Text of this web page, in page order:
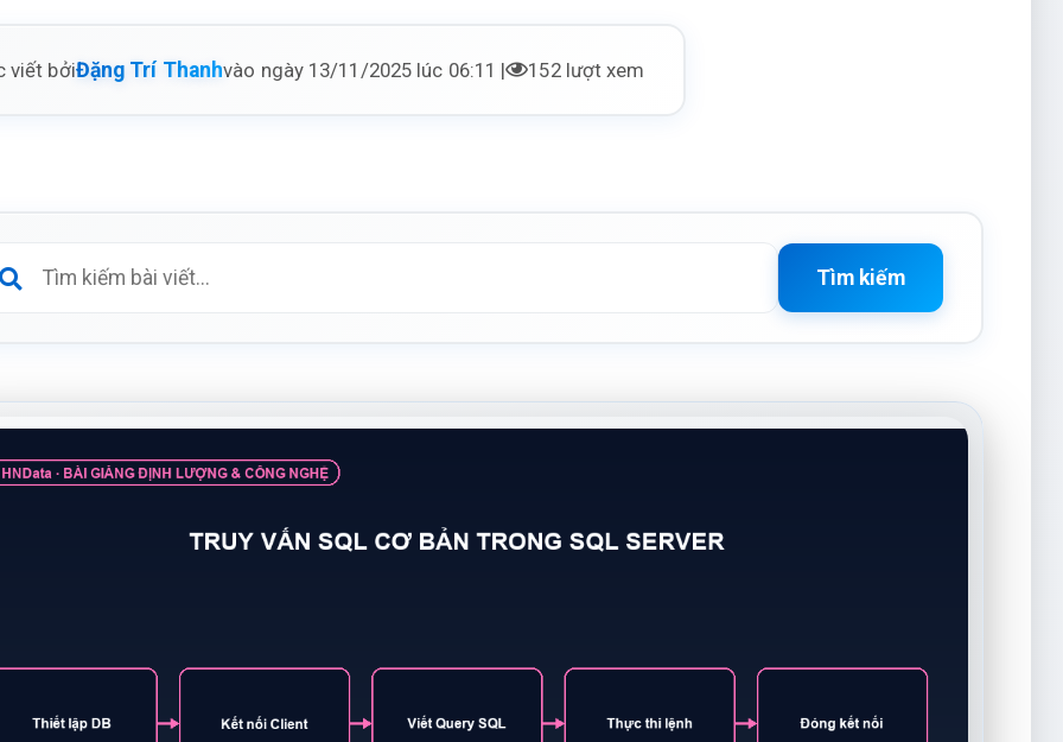
viết bởiĐặng Trí Thanhvào ngày 13/11/2025 lúc 06:11 | 152 lượt xem
Tìm kiếm